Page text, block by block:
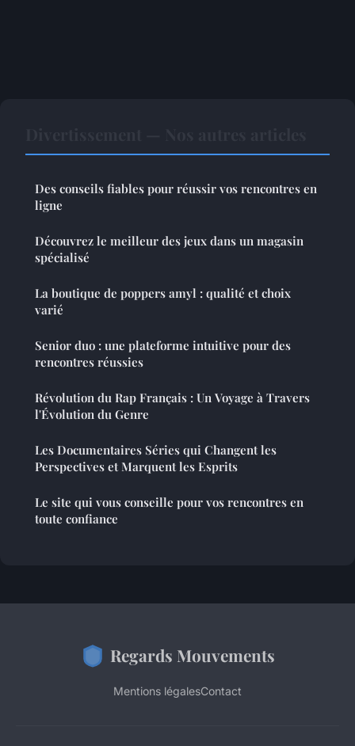
Des conseils fiables pour réussir vos rencontres en
ligne
Découvrez le meilleur des jeux dans un magasin
spécialisé
La boutique de poppers amyl : qualité et choix
varié
Senior duo : une plateforme intuitive pour des
rencontres réussies
Révolution du Rap Français : Un Voyage à Travers
l'Évolution du Genre
Les Documentaires Séries qui Changent les
Perspectives et Marquent les Esprits
Le site qui vous conseille pour vos rencontres en
toute confiance
Regards Mouvements
Mentions légalesContact